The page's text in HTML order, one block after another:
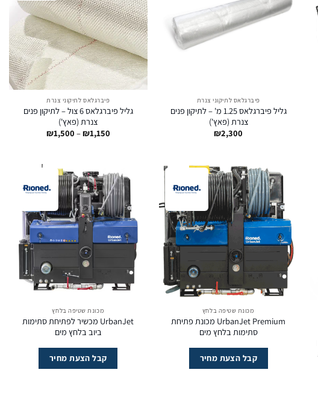
פיברגלאס לתיקוני צנרת
גליל פיברגלאס 1.25 מ' – לתיקון פנים
צנרת (פאץ')
₪2,300
פיברגלאס לתיקוני צנרת
גליל פיברגלאס 6 צול – לתיקון פנים
צנרת (פאץ')
₪1,150
–
₪1,500 טווח
מכונת שטיפה בלחץ
UrbanJet Premium מכונת פתיחת
סתימות בלחץ מים
קבל הצעת מחיר
מכונת שטיפה בלחץ
UrbanJet מכשיר לפתיחת סתימות
ביוב בלחץ מים
קבל הצעת מחיר